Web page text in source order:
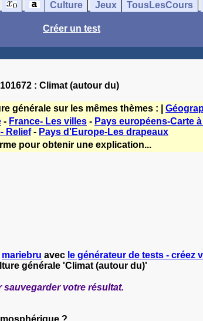
Culture Jeux TousLesCours
Créer un test
: Climat (autour du)
générale sur les mêmes thèmes : |
- France- Les villes - Pays européens-Carte
Relief- Pays d'Europe-Les drapeaux
pour obtenir une explication...
mariebru avec le générateur de tests - créez
générale 'Climat (autour du)'
sauvegarder votre résultat.
?